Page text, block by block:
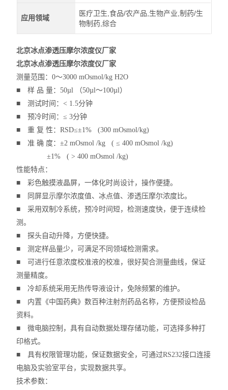
应用领域
医疗卫生,食品/农产品,生物产业,制药/生
物制药,综合
北京冰点渗透压摩尔浓度仪厂家
北京冰点渗透压摩尔浓度仪厂家
测量范围：0～3000 mOsmol/kg H2O
■ 样 品 量：50µl （50µl～100µl）
■ 测试时间：< 1.5分钟
■ 预冷时间：≤ 3分钟
■ 重 复 性：RSD≤±1% (300 mOsmol/kg)
■ 准 确 度：±2 mOsmol /kg ( ≤ 400 mOsmol /kg)
±1% ( > 400 mOsmol /kg)
性能特点：
■ 彩色触摸液晶屏，一体化时尚设计，操作便捷。
■ 同屏显示摩尔浓度值、冰点值、渗透压摩尔浓度比。
■ 采用双制冷系统，预冷时间短，检测速度快，便于连续检
测。
■ 探头自动升降，方便快捷。
■ 测定样品量少，可满足不同领域检测需求。
■ 可进行任意浓度校准液的校准，很好契合测量曲线，保证
测量精度。
■ 冷却系统采用无热传导液设计，免除频繁的维护。
■ 内置《中国药典》数百种注射剂药品名称，方便预设检品
资料。
■ 微电脑控制，具有自动数据处理存储功能，可选择多种打
印格式。
■ 具有权限管理功能，保证数据安全，可通过RS232接口连接
电脑及实验室平台，实现数据共享。
技术参数：